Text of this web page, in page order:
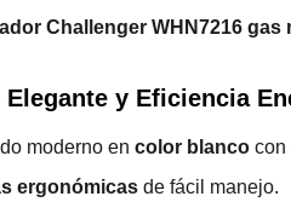
Challenger WHN7216 gas
Elegante y Eficiencia
moderno en color blanco con
ergonómicas de fácil manejo.